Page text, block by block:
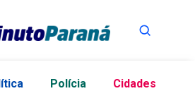
Polícia Cidades